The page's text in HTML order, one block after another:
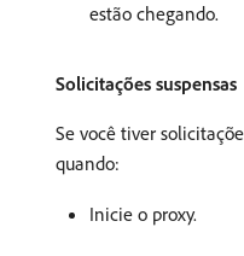
estão chegando.
Solicitações suspensas
Se você tiver
quando:
Inicie o proxy.